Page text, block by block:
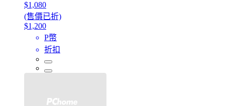
$1,080
(售價已折)
$1,200
P幣
折扣